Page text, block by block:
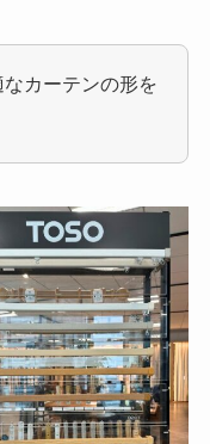
カーテンの形を